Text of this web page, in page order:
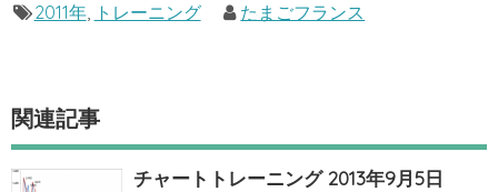
2011年, トレーニング たまごフランス
関連記事
チャートトレーニング 2013年9月5日